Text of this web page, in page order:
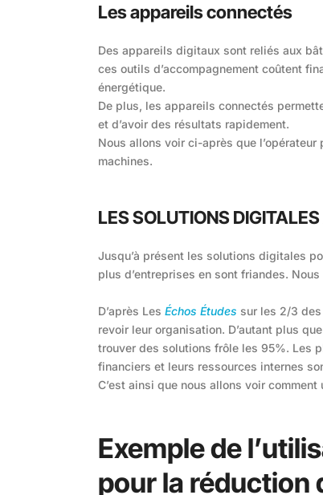
Les appareils connectés
Des appareils digitaux sont reliés aux
ces outils d’accompagnement coûtent
énergétique.
De plus, les appareils connectés
et d’avoir des résultats rapidement.
Nous allons voir ci-après que
machines.
LES SOLUTIONS
Jusqu’à présent les solutions digitales
plus d’entreprises en sont friandes.
D’après Les Échos Études sur les 2/3
revoir leur organisation. D’autant plus
trouver des solutions frôle les 95%. Les
financiers et leurs ressources internes
C’est ainsi que nous allons voir
Exemple de
pour la réduction